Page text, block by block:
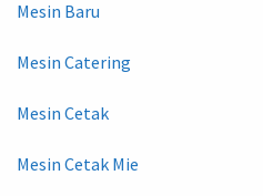
Mesin Baru
Mesin Catering
Mesin Cetak
Mesin Cetak Mie